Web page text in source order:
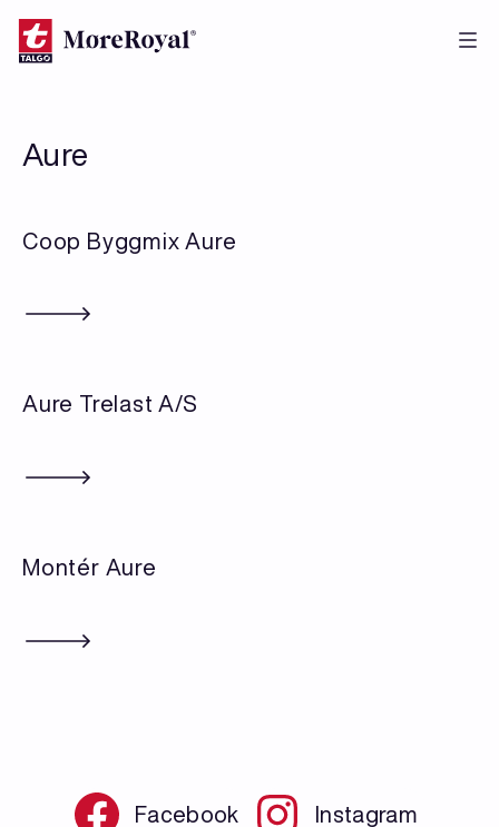
Hopp
Aure
Coop Byggmix Aure
Aure Trelast A/S
Montér Aure
Facebook Instagram